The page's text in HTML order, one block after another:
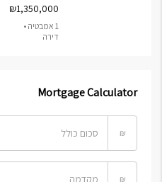
₪1,350,000
1 אמבטיה •
דירה
Mortgage Calculator
₪
₪